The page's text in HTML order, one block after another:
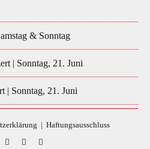
& Sonntag
| Sonntag, 21. Juni
| Sonntag, 21. Juni
| Haftungsausschluss